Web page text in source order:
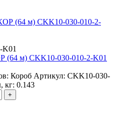
K01
(64 м) CKK10-030-010-2-K01
Короб Артикул: CKK10-030-
кг: 0.143
+